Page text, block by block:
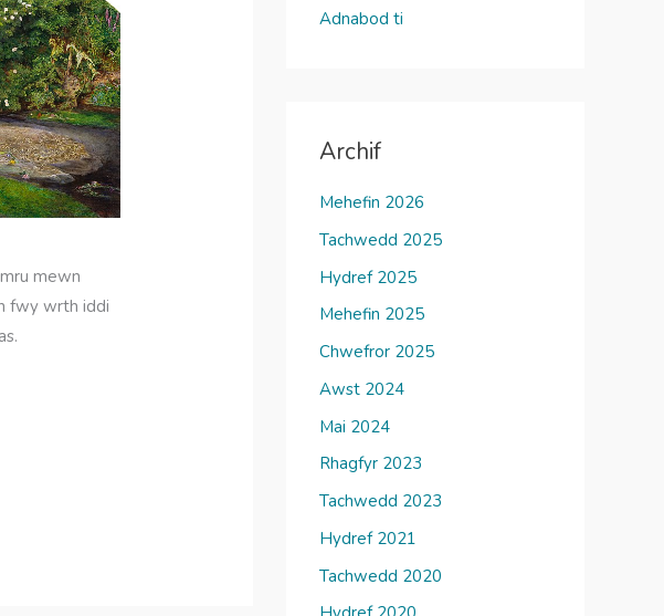
mewn
fwy wrth iddi
Adnabod ti
Archif
Mehefin 2026
Tachwedd 2025
Hydref 2025
Mehefin 2025
Chwefror 2025
Awst 2024
Mai 2024
Rhagfyr 2023
Tachwedd 2023
Hydref 2021
Tachwedd 2020